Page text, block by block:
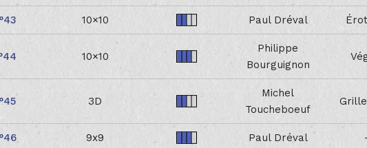
43 10×10 Paul Dréval
44 10×10
Philippe
Bourguignon
45 3D
Michel
Toucheboeuf
46 9x9 Paul Dréval